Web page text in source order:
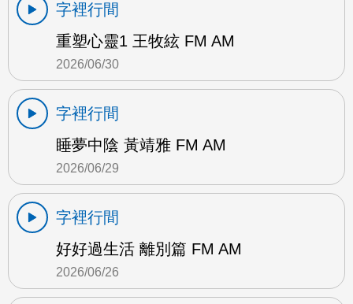
字裡行間
重塑心靈1 王牧絃 FM AM
2026/06/30
字裡行間
睡夢中陰 黃靖雅 FM AM
2026/06/29
字裡行間
好好過生活 離別篇 FM AM
2026/06/26